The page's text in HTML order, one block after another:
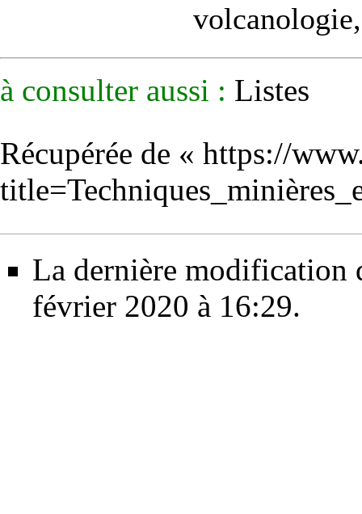
à consulter aussi : Listes
Récupérée de « https://
La dernière modification
février 2020 à 16:29.